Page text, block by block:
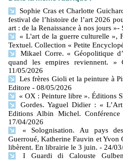
Sophie Cras et Charlotte
festival de l’histoire de l’art 2026
art : de la Renaissance à nos jours »-
« L'art de la guerre culturelle »,
Textuel. Collection « Petite
Mikael Corre. « Géopolitique
quand les empires reviennent. »
11/05/2026
Les frères Gioli et la peinture à
Editore - 08/05/2026
« OX : Peinture libre ». Éditions
Gordes. Yaguel Didier : «
Editions Albin Michel. Conférence
17/04/2026
« Solognisation. Au pays
Guerroué, Katherine Fauvin et Yvon
libèrent. En librairie le 3 juin. - 24/
I Guardi di Calouste